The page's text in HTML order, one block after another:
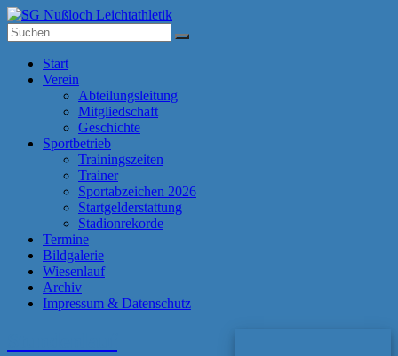
Zum
Inhalt
springen
SG Nußloch Leichtathletik
Suche
nach:
Start
Verein
Abteilungsleitung
Mitgliedschaft
Geschichte
Sportbetrieb
Trainingszeiten
Trainer
Sportabzeichen 2026
Startgelderstattung
Stadionrekorde
Termine
Bildgalerie
Wiesenlauf
Archiv
Impressum & Datenschutz